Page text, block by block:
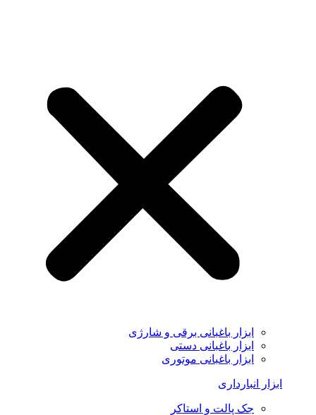
ابزار باغبانی برقی و شارژی
ابزار باغبانی دستی
ابزار باغبانی موتوری
ابزار انبارداری
جک پالت و استاکر